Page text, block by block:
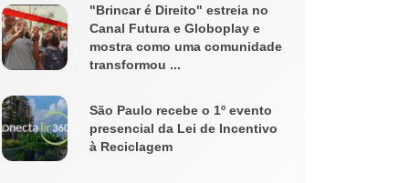
"Brincar é Direito" estreia no
Canal Futura e Globoplay e
mostra como uma comunidade
transformou ...
São Paulo recebe o 1º evento
presencial da Lei de Incentivo
à Reciclagem